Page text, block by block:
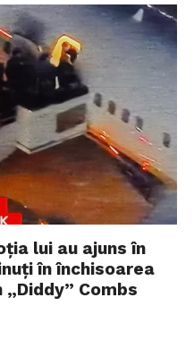
lui au ajuns în
în închisoarea
Combs